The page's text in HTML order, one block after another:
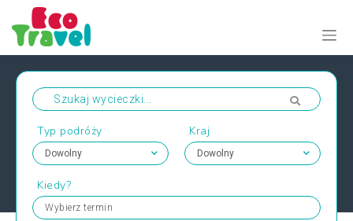
Typ podróży Kraj
Kiedy?
Wybierz termin